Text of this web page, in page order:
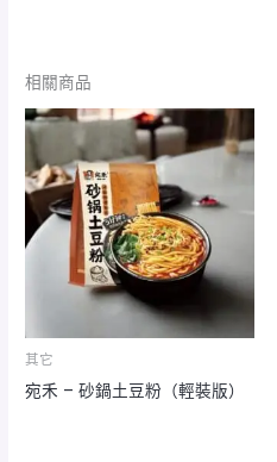
相關商品
其它
宛禾 – 砂鍋土豆粉（輕裝版）